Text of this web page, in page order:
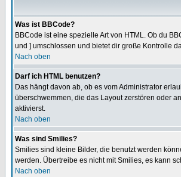
Was ist BBCode?
BBCode ist eine spezielle Art von HTML. Ob du
und ] umschlossen und bietet dir große Kontrolle
Nach oben
Darf ich HTML benutzen?
Das hängt davon ab, ob es vom Administrator
überschwemmen, die das Layout zerstören oder
aktivierst.
Nach oben
Was sind Smilies?
Smilies sind kleine Bilder, die benutzt werden
werden. Übertreibe es nicht mit Smilies, es kann
Nach oben